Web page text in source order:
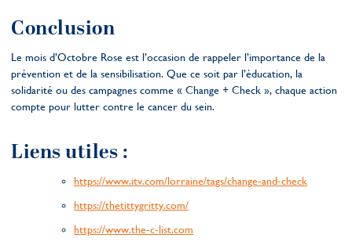
Conclusion
Le mois d’Octobre Rose est l’occasion de rappeler l’importance de la
prévention et de la sensibilisation. Que ce soit par l’éducation, la
solidarité ou des campagnes comme « Change + Check », chaque action
compte pour lutter contre le cancer du sein.
Liens utiles :
https://www.itv.com/lorraine/tags/change-and-check
https://thetittygritty.com/
https://www.the-c-list.com